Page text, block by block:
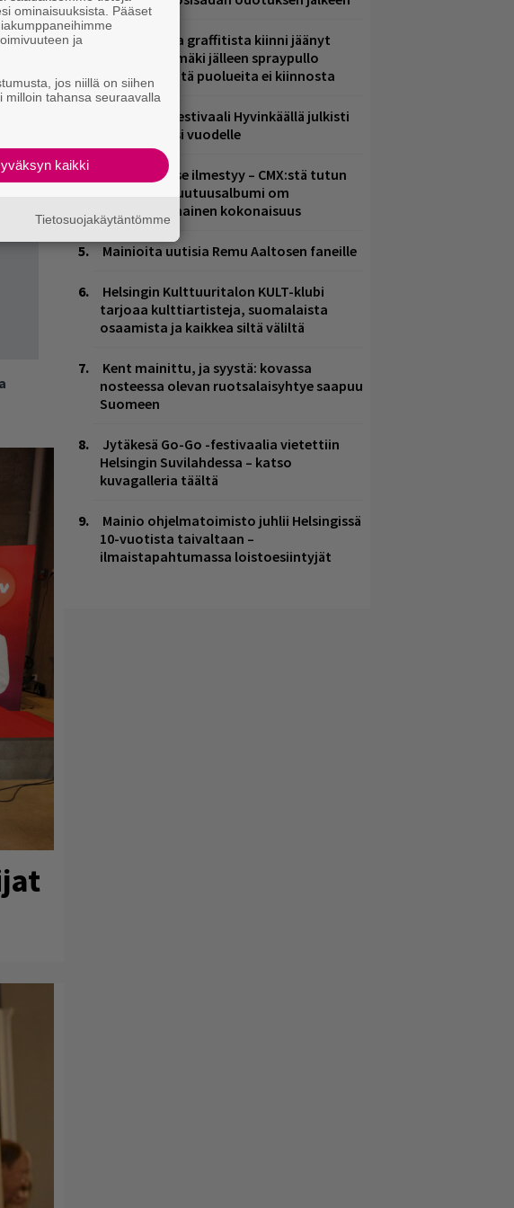
Laittomasta graffitista kiinni jäänyt
Paavo Arhinmäki jälleen spraypullo
kädessä – näitä puolueita ei kiinnosta
Äärimetallifestivaali Hyvinkäällä julkisti
esiintyjiä ensi vuodelle
Huomenna se ilmestyy – CMX:stä tutun
A.W. Yrjänän uutuusalbumi om
mammuttimainen kokonaisuus
Mainioita uutisia Remu Aaltosen faneille
Helsingin Kulttuuritalon KULT-klubi
tarjoaa kulttiartisteja, suomalaista
osaamista ja kaikkea siltä väliltä
Kent mainittu, ja syystä: kovassa
nosteessa olevan ruotsalaisyhtye saapuu
Suomeen
Jytäkesä Go-Go -festivaalia vietettiin
Helsingin Suvilahdessa – katso
kuvagalleria täältä
Mainio ohjelmatoimisto juhlii Helsingissä
10-vuotista taivaltaan –
ilmaistapahtumassa loistoesiintyjät
ominaisuuksista. Pääset
ja
jos niillä on siihen
milloin tahansa seuraavalla
kaikki
Tietosuojakäytäntömme